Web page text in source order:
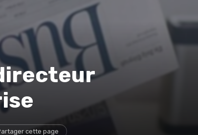
cette page